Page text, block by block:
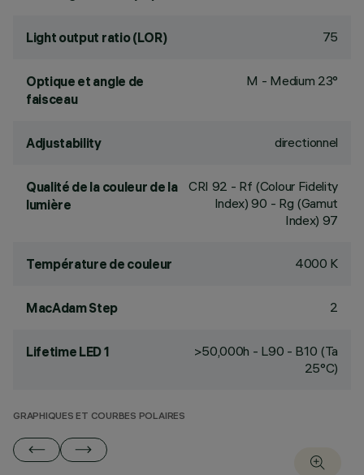
Light output ratio (LOR) 75
Optique et angle de
faisceau
M - Medium 23°
Adjustability directionnel
Qualité de la couleur de la
lumière
CRI 92 - Rf (Colour Fidelity
Index) 90 - Rg (Gamut
Index) 97
Température de couleur 4000 K
MacAdam Step 2
Lifetime LED 1
>50,000h - L90 - B10 (Ta
25°C)
GRAPHIQUES ET COURBES POLAIRES